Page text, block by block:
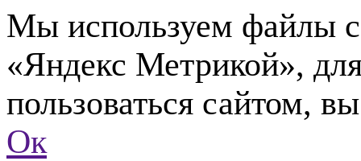
Мы используем файлы
«Яндекс Метрикой»,
пользоваться сайтом,
Ок